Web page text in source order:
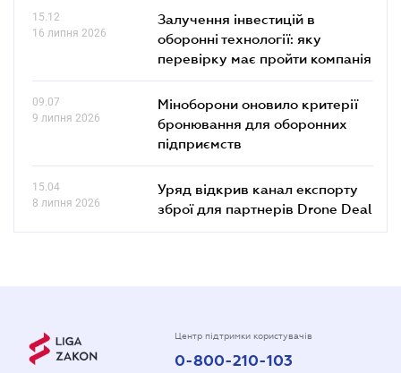
15.12
16 липня 2026
Залучення інвестицій в
оборонні технології: яку
перевірку має пройти компанія
09.07
9 липня 2026
Міноборони оновило критерії
бронювання для оборонних
підприємств
15.04
8 липня 2026
Уряд відкрив канал експорту
зброї для партнерів Drone Deal
Центр підтримки користувачів
0-800-210-103